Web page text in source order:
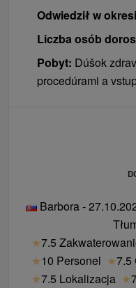
Odwiedził w
Liczba osób
Pobyt: Dúšok
procedúrami a
Barbora -
★7.5
★10 Personel ★7.5
★7.5 Lokalizacja ★